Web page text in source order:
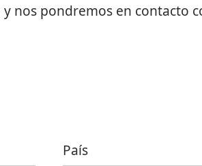
nos pondremos en contacto
País